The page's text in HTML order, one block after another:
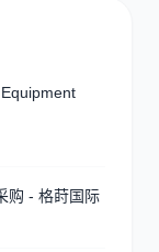
购 - 格莳国际